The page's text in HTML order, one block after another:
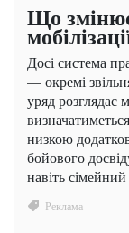
Що
Досі система
— окремі
уряд розглядає
низкою
бойового
навіть